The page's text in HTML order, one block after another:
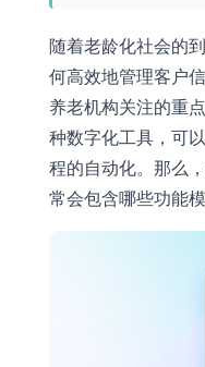
随着老龄化社会的
何高效地管理客户
养老机构关注的重
种数字化工具，可
程的自动化。那么
常会包含哪些功能